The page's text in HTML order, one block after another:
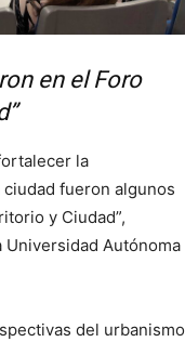
en el Foro
la
fueron algunos
y Ciudad”,
Autónoma
del urbanismo